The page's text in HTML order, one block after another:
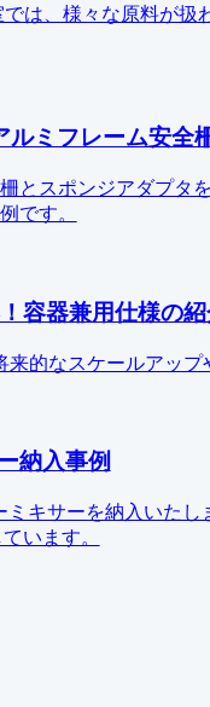
は、様々な原料が
ミフレーム安全
とスポンジアダプタ
です。
容器兼用仕様の
的なスケールアップ
納入事例
キサーを納入いた
います。